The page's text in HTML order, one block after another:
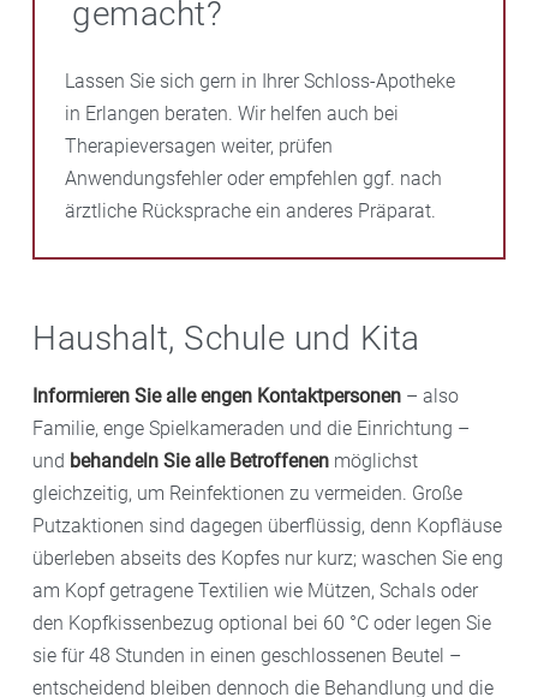
gemacht?
Lassen Sie sich gern in Ihrer Schloss-Apotheke
in Erlangen beraten. Wir helfen auch bei
Therapieversagen weiter, prüfen
Anwendungsfehler oder empfehlen ggf. nach
ärztliche Rücksprache ein anderes Präparat.
Haushalt, Schule und Kita
Informieren Sie alle engen Kontaktpersonen – also
Familie, enge Spielkameraden und die Einrichtung –
und behandeln Sie alle Betroffenen möglichst
gleichzeitig, um Reinfektionen zu vermeiden. Große
Putzaktionen sind dagegen überflüssig, denn Kopfläuse
überleben abseits des Kopfes nur kurz; waschen Sie eng
am Kopf getragene Textilien wie Mützen, Schals oder
den Kopfkissenbezug optional bei 60 °C oder legen Sie
sie für 48 Stunden in einen geschlossenen Beutel –
entscheidend bleiben dennoch die Behandlung und die